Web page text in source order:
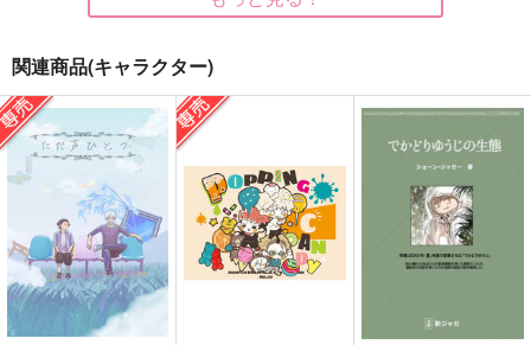
2019
ビリーバーズ・ハイ
770 （税込）
五条悟×伊地知潔高
サンプル
作品詳細
ふたりごはん
990円（税込）
五条悟×伊地知潔高
サンプル
路地裏書房
1,496円（税込）
五条悟×伊地知潔高
サンプル
関連商品(キャラクター)